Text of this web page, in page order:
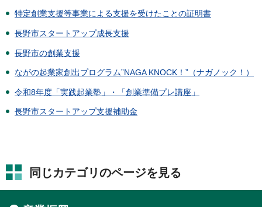
特定創業支援等事業による支援を受けたことの証明書
長野市スタートアップ成長支援
長野市の創業支援
ながの起業家創出プログラム”NAGA KNOCK！”（ナガノック！）
令和8年度「実践起業塾」・「創業準備プレ講座」
長野市スタートアップ支援補助金
同じカテゴリのページを見る